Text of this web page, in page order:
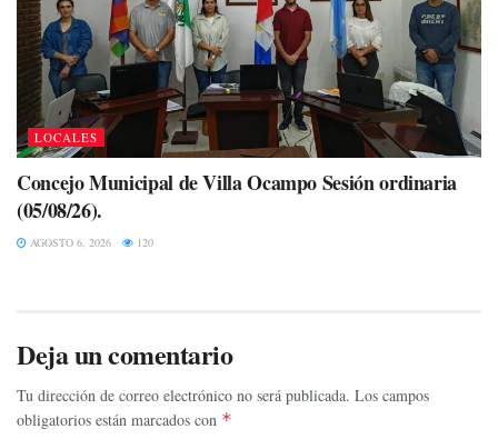
LOCALES
Concejo Municipal de Villa Ocampo Sesión ordinaria
(05/08/26).
AGOSTO 6, 2026 120
Deja un comentario
Tu dirección de correo electrónico no será publicada. Los campos
obligatorios están marcados con *